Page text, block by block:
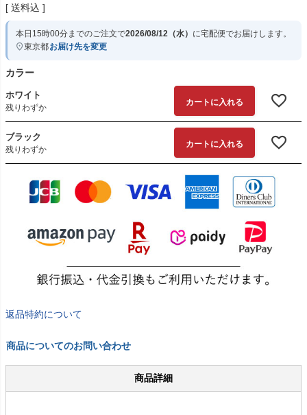
送料込
本日 15時00分までのご注文で2026/08/12（水） に宅配便でお届けします。
東京都お届け先を変更
カラー
ホワイト
残りわずか
カートに入れる
ブラック
残りわずか
カートに入れる
返品特約について
商品についてのお問い合わせ
商品詳細